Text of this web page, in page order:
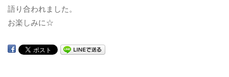
語り合われました。
お楽しみに☆